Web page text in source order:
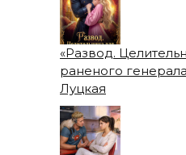
«Развод.
раненого
Луцкая